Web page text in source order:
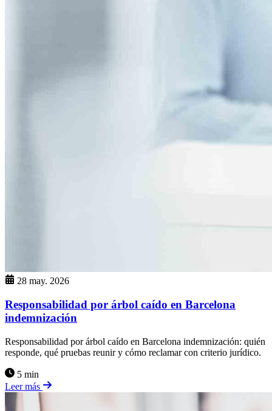
28 may. 2026
Responsabilidad por árbol caído en Barcelona
indemnización
Responsabilidad por árbol caído en Barcelona indemnización: quién
responde, qué pruebas reunir y cómo reclamar con criterio jurídico.
5 min
Leer más